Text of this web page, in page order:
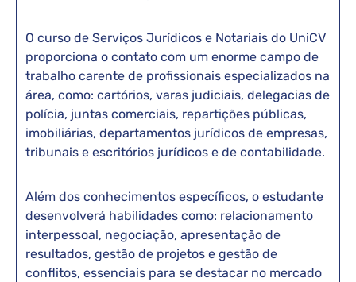
O curso de Serviços Jurídicos e Notariais do UniCV
proporciona o contato com um enorme campo de
trabalho carente de profissionais especializados na
área, como: cartórios, varas judiciais, delegacias de
polícia, juntas comerciais, repartições públicas,
imobiliárias, departamentos jurídicos de empresas,
tribunais e escritórios jurídicos e de contabilidade.
Além dos conhecimentos específicos, o estudante
desenvolverá habilidades como: relacionamento
interpessoal, negociação, apresentação de
resultados, gestão de projetos e gestão de
conflitos, essenciais para se destacar no mercado